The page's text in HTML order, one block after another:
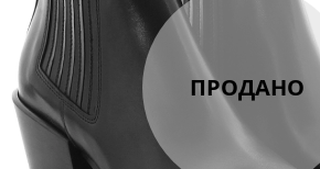
ПРОДАНО